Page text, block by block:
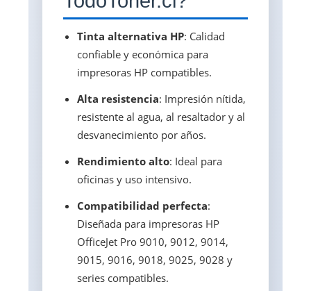
Tinta alternativa HP: Calidad
confiable y económica para
impresoras HP compatibles.
Alta resistencia: Impresión nítida,
resistente al agua, al resaltador y al
desvanecimiento por años.
Rendimiento alto: Ideal para
oficinas y uso intensivo.
Compatibilidad perfecta:
Diseñada para impresoras HP
OfficeJet Pro 9010, 9012, 9014,
9015, 9016, 9018, 9025, 9028 y
series compatibles.